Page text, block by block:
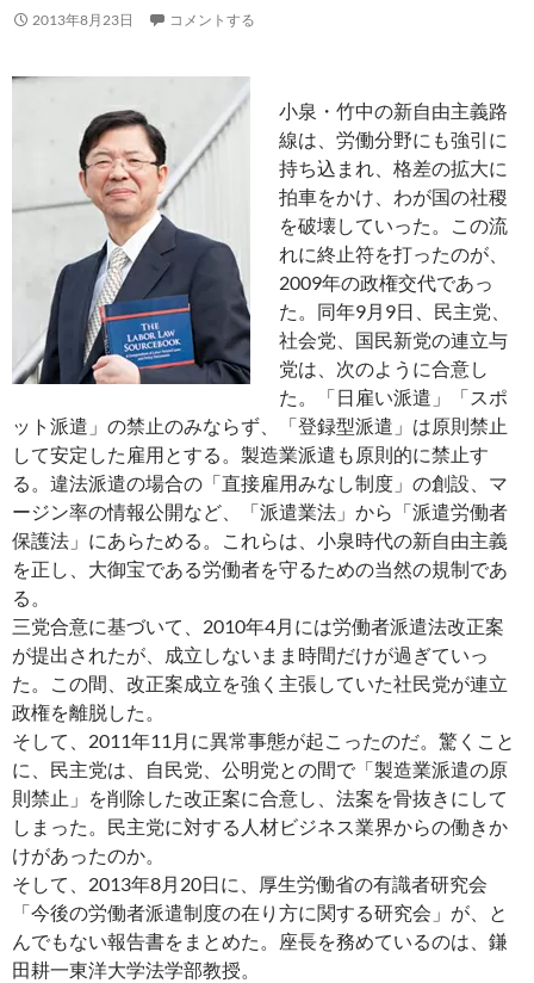
2013年8月23日 コメントする
小泉・竹中の新自由主義路
線は、労働分野にも強引に
持ち込まれ、格差の拡大に
拍車をかけ、わが国の社稷
を破壊していった。この流
れに終止符を打ったのが、
2009年の政権交代であっ
た。同年9月9日、民主党、
社会党、国民新党の連立与
党は、次のように合意し
た。「日雇い派遣」「スポ
ット派遣」の禁止のみならず、「登録型派遣」は原則禁止
して安定した雇用とする。製造業派遣も原則的に禁止す
る。違法派遣の場合の「直接雇用みなし制度」の創設、マ
ージン率の情報公開など、「派遣業法」から「派遣労働者
保護法」にあらためる。これらは、小泉時代の新自由主義
を正し、大御宝である労働者を守るための当然の規制であ
る。
三党合意に基づいて、2010年4月には労働者派遣法改正案
が提出されたが、成立しないまま時間だけが過ぎていっ
た。この間、改正案成立を強く主張していた社民党が連立
政権を離脱した。
そして、2011年11月に異常事態が起こったのだ。驚くこと
に、民主党は、自民党、公明党との間で「製造業派遣の原
則禁止」を削除した改正案に合意し、法案を骨抜きにして
しまった。民主党に対する人材ビジネス業界からの働きか
けがあったのか。
そして、2013年8月20日に、厚生労働省の有識者研究会
「今後の労働者派遣制度の在り方に関する研究会」が、と
んでもない報告書をまとめた。座長を務めているのは、鎌
田耕一東洋大学法学部教授。